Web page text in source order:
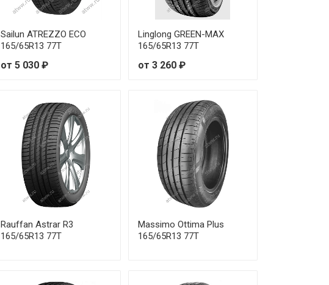
Sailun ATREZZO ECO
165/65R13 77T
от 5 030 ₽
Linglong GREEN-MAX
165/65R13 77T
от 3 260 ₽
Rauffan Astrar R3
165/65R13 77T
Massimo Ottima Plus
165/65R13 77T